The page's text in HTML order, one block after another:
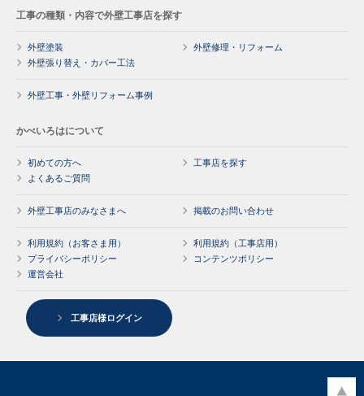
工事の種類・内容で外壁工事店を探す
外壁塗装
外壁修理・リフォーム
外壁張り替え・カバー工法
外壁工事・外壁リフォーム事例
かべいろはについて
初めての方へ
工事店を探す
よくあるご質問
外壁工事店のみなさまへ 掲載のお問い合わせ
利用規約（お客さま用）
利用規約（工事店用）
プライバシーポリシー
コンテンツポリシー
運営会社
工事店様ログイン